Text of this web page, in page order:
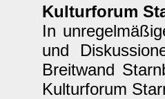
Kulturforum
In
und
Breitwand
Kulturforum